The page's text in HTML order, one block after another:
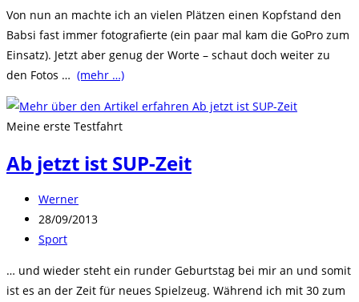
Von nun an machte ich an vielen Plätzen einen Kopfstand den
Babsi fast immer fotografierte (ein paar mal kam die GoPro zum
Einsatz). Jetzt aber genug der Worte – schaut doch weiter zu
den Fotos … (mehr …)
Meine erste Testfahrt
Ab jetzt ist SUP-Zeit
Beitrags-
Autor:
Werner
Beitrag
veröffentlicht:
28/09/2013
Beitrags-
Sport
… und wieder steht ein runder Geburtstag bei mir an und somit
ist es an der Zeit für neues Spielzeug. Während ich mit 30 zum